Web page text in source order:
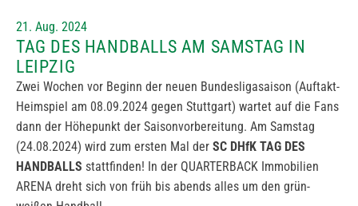
21. Aug. 2024
TAG DES HANDBALLS AM SAMSTAG IN
LEIPZIG
Zwei Wochen vor Beginn der neuen Bundesligasaison (Auftakt-
Heimspiel am 08.09.2024 gegen Stuttgart) wartet auf die Fans
dann der Höhepunkt der Saisonvorbereitung. Am Samstag
(24.08.2024) wird zum ersten Mal der SC DHfK TAG DES
HANDBALLS stattfinden! In der QUARTERBACK Immobilien
ARENA dreht sich von früh bis abends alles um den grün-